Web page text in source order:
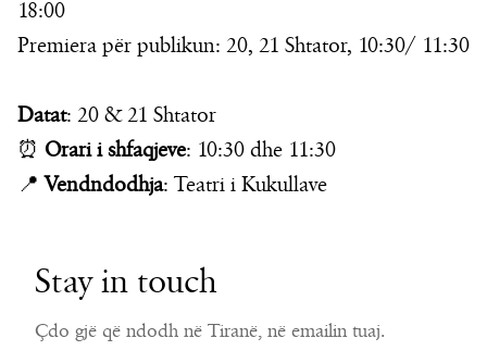
18:00
Premiera për publikun: 20, 21 Shtator, 10:30/ 11:30
Datat: 20 & 21 Shtator
⏰ Orari i shfaqjeve: 10:30 dhe 11:30
📍Vendndodhja: Teatri i Kukullave
Stay in touch
Çdo gjë që ndodh në Tiranë, në emailin tuaj.